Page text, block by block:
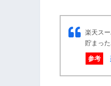
楽天ス
貯まっ
参考